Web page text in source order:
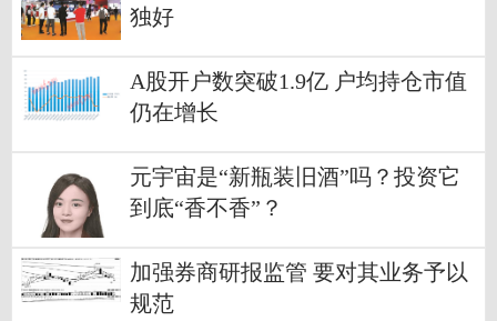
独好
A股开户数突破1.9亿 户均持仓市值
仍在增长
元宇宙是“新瓶装旧酒”吗？投资它
到底“香不香”？
加强券商研报监管 要对其业务予以
规范